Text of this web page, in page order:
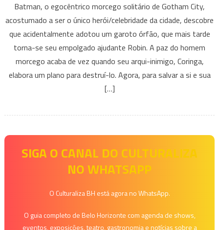
LEGO
BATMAN:
O
FILME
Batman, o egocêntrico morcego solitário de Gotham City,
acostumado a ser o único herói/celebridade da cidade, descobre
que acidentalmente adotou um garoto órfão, que mais tarde
torna-se seu empolgado ajudante Robin. A paz do homem
morcego acaba de vez quando seu arqui-inimigo, Coringa,
elabora um plano para destruí-lo. Agora, para salvar a si e sua
[…]
SIGA O CANAL DO CULTURALIZA
NO WHATSAPP
O Culturaliza BH está agora no WhatsApp.
O guia completo de Belo Horizonte com agenda de shows,
eventos, exposições, teatro, gastronomia e notícias sobre a